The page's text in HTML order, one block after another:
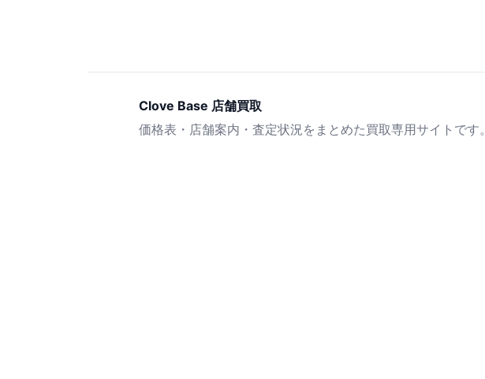
Clove Base 店舗買取
価格表・店舗案内・査定状況をまとめた買取専用サイトです。